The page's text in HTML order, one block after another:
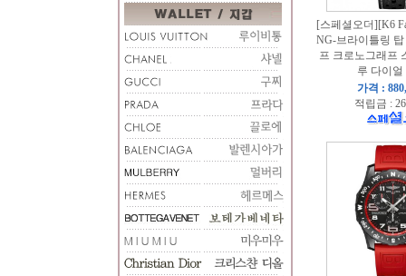
[스페셜오더][K6
NG-브라이틀링
프 크로노그래프
루 다이얼
가격 :
적립금 :